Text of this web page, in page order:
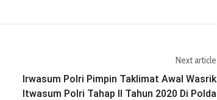
Next article
Irwasum Polri Pimpin Taklimat Awal Wasrik
Itwasum Polri Tahap II Tahun 2020 Di Polda